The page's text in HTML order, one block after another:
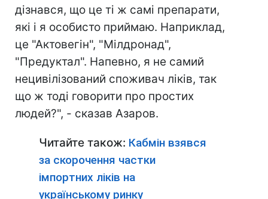
дізнався, що це ті ж самі препарати,
які і я особисто приймаю. Наприклад,
це "Актовегін", "Мілдронад",
"Предуктал". Напевно, я не самий
нецивілізований споживач ліків, так
що ж тоді говорити про простих
людей?", - сказав Азаров.
Читайте також: Кабмін взявся
за скорочення частки
імпортних ліків на
українському ринку